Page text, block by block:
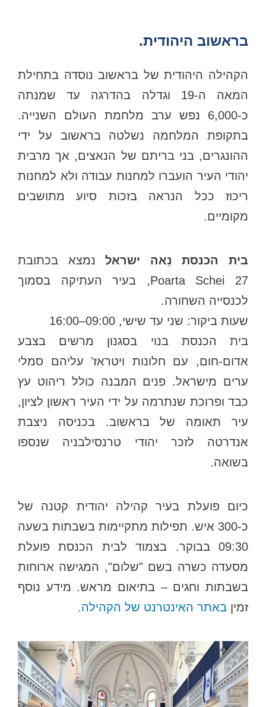
בראשוב היהודית.
הקהילה היהודית של בראשוב נוסדה בתחילת
המאה ה-19 וגדלה בהדרגה עד שמנתה
כ-6,000 נפש ערב מלחמת העולם השנייה.
בתקופת המלחמה נשלטה בראשוב על ידי
ההונגרים, בני בריתם של הנאצים, אך מרבית
יהודי העיר הועברו למחנות עבודה ולא למחנות
ריכוז ככל הנראה בזכות סיוע מתושבים
מקומיים.
בית הכנסת נֵאה ישראלנמצא בכתובת
Poarta Schei 27, בעיר העתיקה בסמוך
לכנסייה השחורה.
שעות ביקור: שני עד שישי, 09:00–16:00
בית הכנסת בנוי בסגנון מרשים בצבע
אדום-חום, עם חלונות ויטראז' עליהם סמלי
ערים מישראל. פנים המבנה כולל ריהוט עץ
כבד ופרוכת שנתרמה על ידי העיר ראשון לציון,
עיר תאומה של בראשוב. בכניסה ניצבת
אנדרטה לזכר יהודי טרנסילבניה שנספו
בשואה.
כיום פועלת בעיר קהילה יהודית קטנה של
כ-300 איש. תפילות מתקיימות בשבתות בשעה
09:30 בבוקר. בצמוד לבית הכנסת פועלת
מסעדה כשרה בשם "שלום", המגישה ארוחות
בשבתות וחגים – בתיאום מראש. מידע נוסף
זמין באתר האינטרנט של הקהילה.